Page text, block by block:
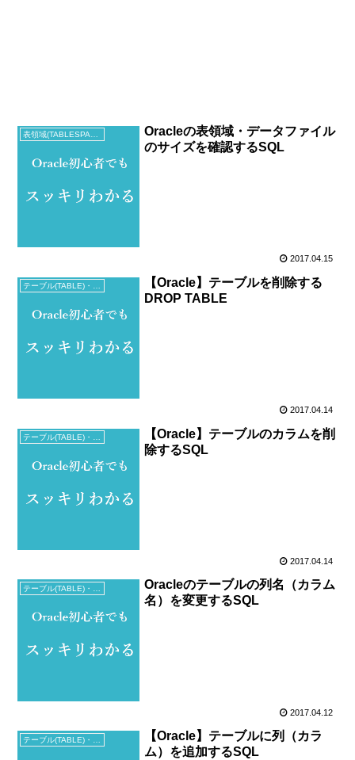
表領域(TABLESPACE)
Oracleの表領域・データファイル
のサイズを確認するSQL
2017.04.15
【Oracle】テーブルを削除する
DROP TABLE
2017.04.14
【Oracle】テーブルのカラムを削
除するSQL
2017.04.14
Oracleのテーブルの列名（カラム
名）を変更するSQL
2017.04.12
【Oracle】テーブルに列（カラ
ム）を追加するSQL